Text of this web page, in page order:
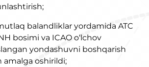
balandliklar yordamida ATC
bosimi va ICAO o‘lchov
yondashuvni boshqarish
amalga oshirildi;